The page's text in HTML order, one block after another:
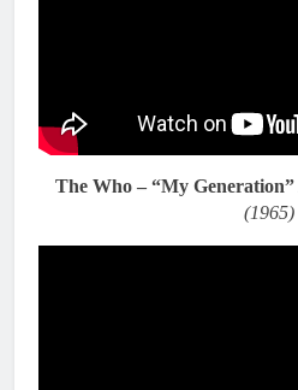
The Who – “My Generation”
(1965)